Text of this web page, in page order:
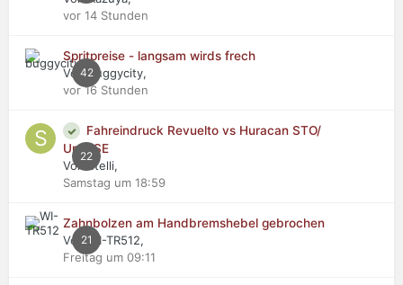
vor 14 Stunden
42
Spritpreise - langsam wirds frech
Von buggycity,
vor 16 Stunden
22
Fahreindruck Revuelto vs Huracan STO/
Urus SE
Von stelli,
Samstag um 18:59
21
Zahnbolzen am Handbremshebel gebrochen
Von WI-TR512,
Freitag um 09:11